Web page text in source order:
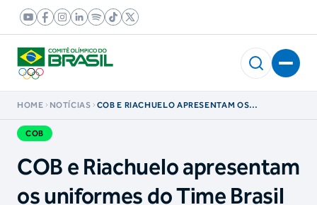
HOME NOTÍCIAS
COB E RIACHUELO APRESENTAM OS
COB
COB e Riachuelo apresentam
os uniformes do Time Brasil